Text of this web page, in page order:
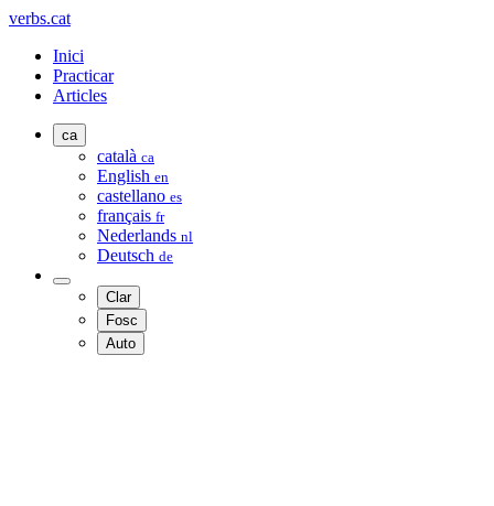
verbs.cat
Inici
Practicar
Articles
ca
català ca
English en
castellano es
français fr
Nederlands nl
Deutsch de
Clar
Fosc
Auto